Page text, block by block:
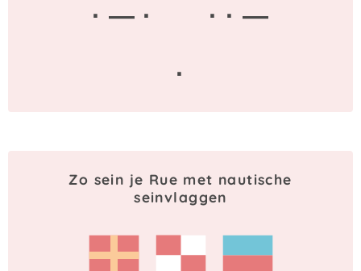
· — ·
· · —
·
Zo sein je Rue met nautische
seinvlaggen